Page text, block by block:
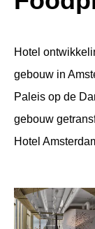
Hotel
gebouw in
Paleis op de
gebouw
Hotel